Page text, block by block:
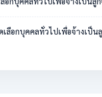
เลือกบุคคลทั่วไปเพื่อจ้างเป็